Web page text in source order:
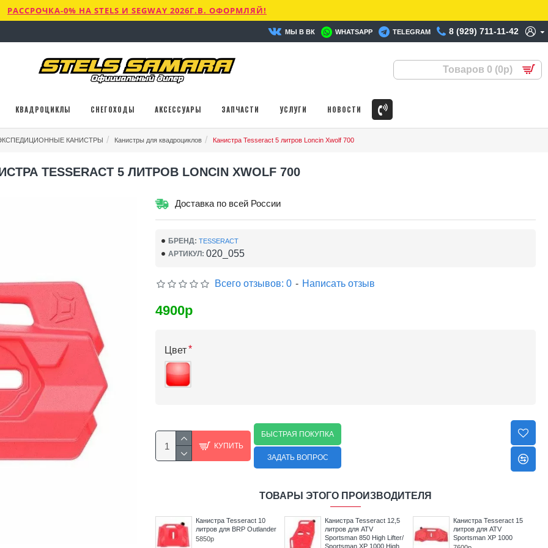
РАССРОЧКА-0% НА STELS И SEGWAY 2026Г.В. ОФОРМЛЯЙ!
МЫ В ВК WHATSAPP TELEGRAM 8 (929) 711-11-42
Товаров 0 (0р)
КВАДРОЦИКЛЫ СНЕГОХОДЫ АКСЕССУАРЫ ЗАПЧАСТИ УСЛУГИ НОВОСТИ
КАНИСТРЫ Канистры для квадроциклов Канистра Tesseract 5 литров Loncin Xwolf 700
TESSERACT 5 ЛИТРОВ LONCIN XWOLF 700
Доставка по всей России
БРЕНД: TESSERACT
АРТИКУЛ: 020_055
Всего отзывов: 0 - Написать отзыв
4900р
Цвет
КУПИТЬ
БЫСТРАЯ ПОКУПКА
ЗАДАТЬ ВОПРОС
ТОВАРЫ ЭТОГО ПРОИЗВОДИТЕЛЯ
Канистра Tesseract 15
литров для BRP Maverick
X3
Канистра Tesseract 15
литров для UTV RZR 1000
7600р
Канистра Tesseract 15
литров для гидроциклов
BRP Sea-Doo RXP-X